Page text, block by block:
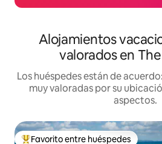
Alojamientos
valorados en
Los huéspedes están de
muy valoradas por su
aspectos.
Favorito entre huéspedes